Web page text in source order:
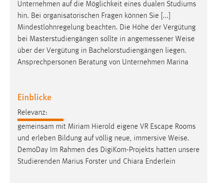
Unternehmen auf die Möglichkeit eines dualen Studiums
hin. Bei organisatorischen Fragen können Sie [...]
Mindestlohnregelung beachten. Die Höhe der Vergütung
bei Masterstudiengängen sollte in angemessener Weise
über der Vergütung in Bachelorstudiengängen liegen.
Ansprechpersonen Beratung von Unternehmen Marina
Einblicke
Relevanz:
gemeinsam mit Miriam Hierold eigene VR Escape Rooms
und erleben Bildung auf völlig neue, immersive Weise.
DemoDay Im Rahmen des DigiKom-Projekts hatten unsere
Studierenden Marius Forster und Chiara Enderlein